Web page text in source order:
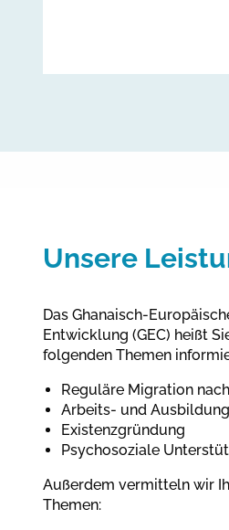
Unsere
Das Ghanaisch-
Entwicklung (GEC) heißt
folgenden Themen
Reguläre Migration
Arbeits- und
Existenzgründung
Psychosoziale
Außerdem vermitteln wir
Themen: